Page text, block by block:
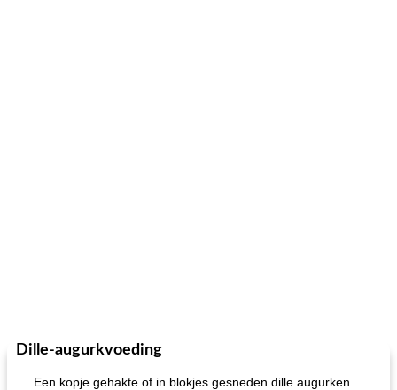
Dille-augurkvoeding
Een kopje gehakte of in blokjes gesneden dille augurken